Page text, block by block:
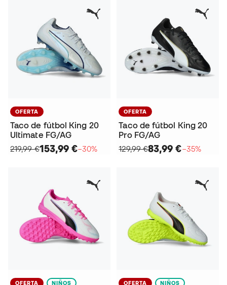
OFERTA
Taco de fútbol King 20
Ultimate FG/AG
219,99 €153,99 €−30%
OFERTA
Taco de fútbol King 20
Pro FG/AG
129,99 €83,99 €−35%
OFERTA NIÑOS OFERTA NIÑOS